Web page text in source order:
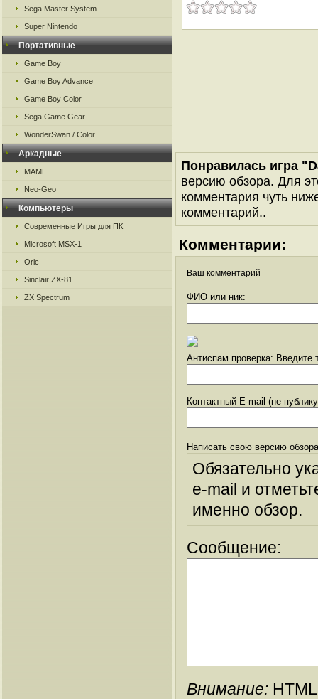
Sega Master System
Super Nintendo
Портативные
Game Boy
Game Boy Advance
Game Boy Color
Sega Game Gear
WonderSwan / Color
Аркадные
MAME
Neo-Geo
Компьютеры
Современные Игры для ПК
Microsoft MSX-1
Oric
Sinclair ZX-81
ZX Spectrum
Понравилась игра
версию обзора. Для
комментария чуть
комментарий..
Комментарии:
Ваш комментарий
ФИО или ник:
Антиспам проверка: Введите
Контактный E-mail (не
Написать свою версию
Обязательно
e-mail и
именно обзор.
Сообщение:
Внимание: